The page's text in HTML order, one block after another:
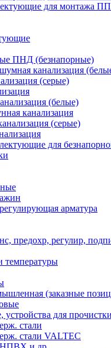
для монтажа
ПНД (безнапорные)
канализация
(серые)
(белые)
канализация
(серые)
для
арматура
предохр, регулир,
температуры
(заказные
устройства для прочистки
стали
стали VALTEC